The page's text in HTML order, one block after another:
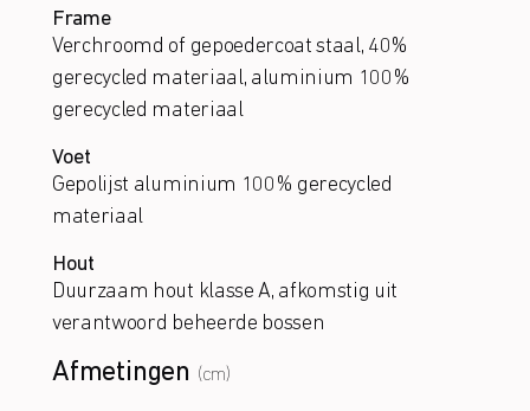
Frame
Verchroomd of gepoedercoat staal, 40%
gerecycled materiaal, aluminium 100%
gerecycled materiaal
Voet
Gepolijst aluminium 100% gerecycled
materiaal
Hout
Duurzaam hout klasse A, afkomstig uit
verantwoord beheerde bossen
Afmetingen (cm)